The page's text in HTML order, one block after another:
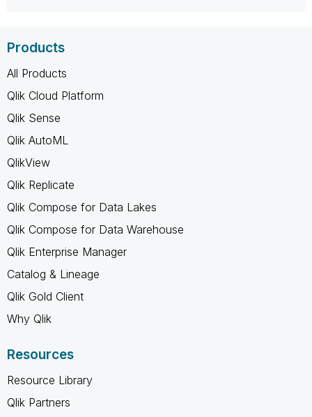
Products
All Products
Qlik Cloud Platform
Qlik Sense
Qlik AutoML
QlikView
Qlik Replicate
Qlik Compose for Data Lakes
Qlik Compose for Data Warehouse
Qlik Enterprise Manager
Catalog & Lineage
Qlik Gold Client
Why Qlik
Resources
Resource Library
Qlik Partners